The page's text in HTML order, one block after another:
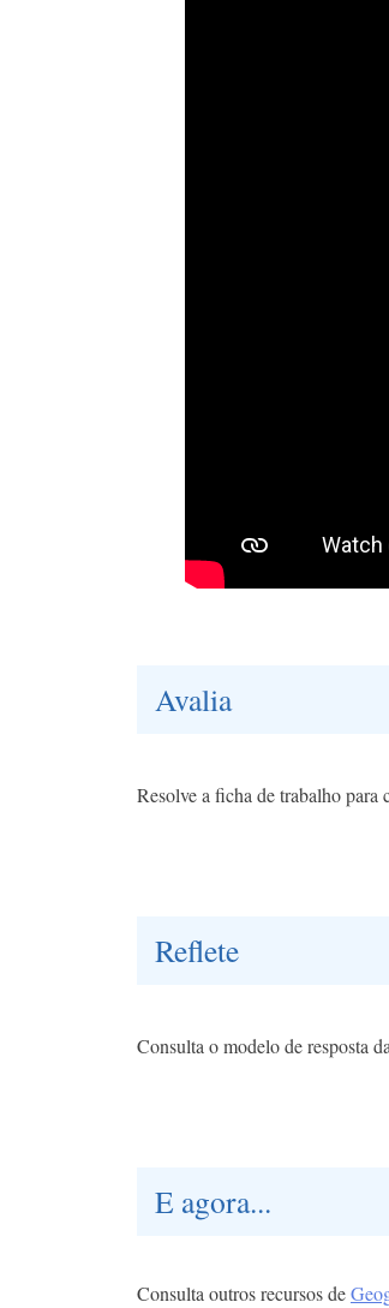
Avalia
Resolve a ficha de trabalho para
Reflete
Consulta o modelo de resposta
E agora...
Consulta outros recursos de